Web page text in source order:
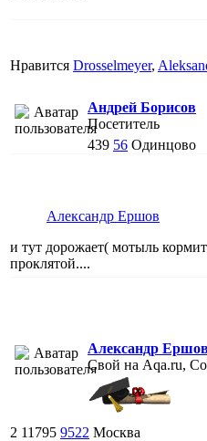
Нравится Drosselmeyer,
Андрей Борисов
Посетитель
439 56 Одинцово
Александр Ершов
и тут дорожает( мотыль
проклятой....
Александр
Свой на Aqa.ru,
2 11795 9522 Москва